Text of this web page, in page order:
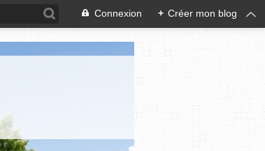
Connexion + Créer mon blog